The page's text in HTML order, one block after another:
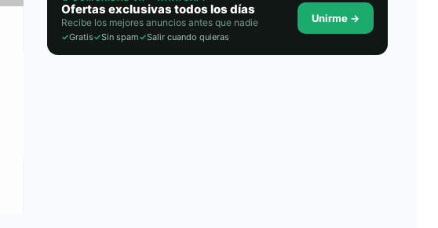
Ofertas exclusivas todos los días
Recibe los mejores anuncios antes que nadie
✓Gratis✓Sin spam✓Salir cuando quieras
Unirme →